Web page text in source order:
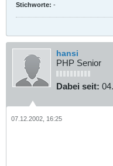
Stichworte: -
hansi
PHP Senior
Dabei seit:
07.12.2002, 16:25